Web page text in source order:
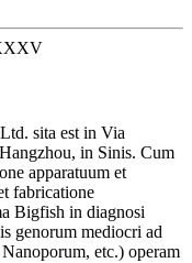
sita est in Via
in Sinis. Cum
apparatuum et
fabricatione
Bigfish in diagnosi
genorum mediocri ad
etc.) operam